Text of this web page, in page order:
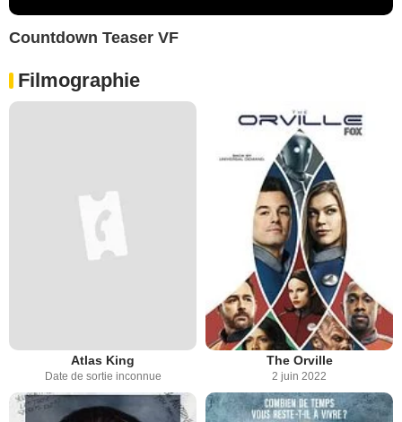
Countdown Teaser VF
Filmographie
Atlas King
Date de sortie inconnue
The Orville
2 juin 2022